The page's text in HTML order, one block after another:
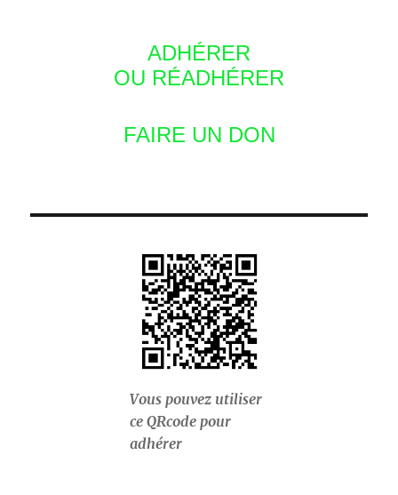
ADHÉRER
OU RÉADHÉRER
FAIRE UN DON
Vous pouvez utiliser
ce QRcode pour
adhérer